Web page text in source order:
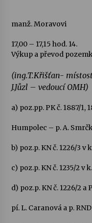
manž. Moravovi
17,00 – 17,15 hod. 14.
Výkup a převod
(ing.T.Křišťan-
J.Jůzl – vedoucí OMH)
a) poz.pp. PK č. 1887/1,
Humpolec – p. A.
b) poz.p. KN č. 1226/3 v
c) poz.p. KN č. 1235/2 v
d) poz.p. KN č. 1226/2 a
pí. L. Caranová a p.